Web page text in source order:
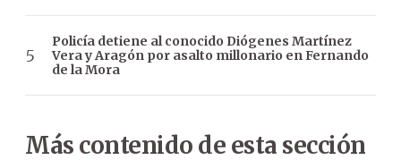
Policía detiene al conocido Diógenes Martínez
Vera y Aragón por asalto millonario en Fernando
de la Mora
Más contenido de esta sección